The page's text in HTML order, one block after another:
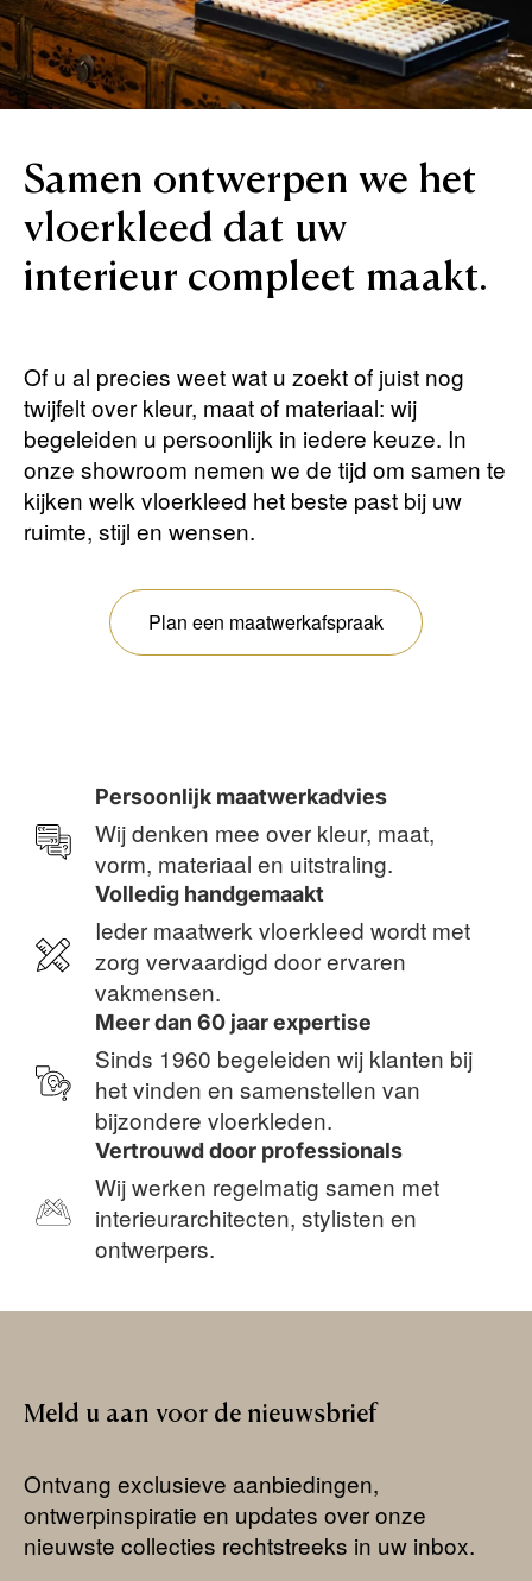
Samen ontwerpen we het
vloerkleed dat uw
interieur compleet maakt.
Of u al precies weet wat u zoekt of juist nog
twijfelt over kleur, maat of materiaal: wij
begeleiden u persoonlijk in iedere keuze. In
onze showroom nemen we de tijd om samen te
kijken welk vloerkleed het beste past bij uw
ruimte, stijl en wensen.
Plan een maatwerkafspraak
Persoonlijk maatwerkadvies
Wij denken mee over kleur, maat,
vorm, materiaal en uitstraling.
Volledig handgemaakt
Ieder maatwerk vloerkleed wordt met
zorg vervaardigd door ervaren
vakmensen.
Meer dan 60 jaar expertise
Sinds 1960 begeleiden wij klanten bij
het vinden en samenstellen van
bijzondere vloerkleden.
Vertrouwd door professionals
Wij werken regelmatig samen met
interieurarchitecten, stylisten en
ontwerpers.
Meld u aan voor de nieuwsbrief
Ontvang exclusieve aanbiedingen,
ontwerpinspiratie en updates over onze
nieuwste collecties rechtstreeks in uw inbox.